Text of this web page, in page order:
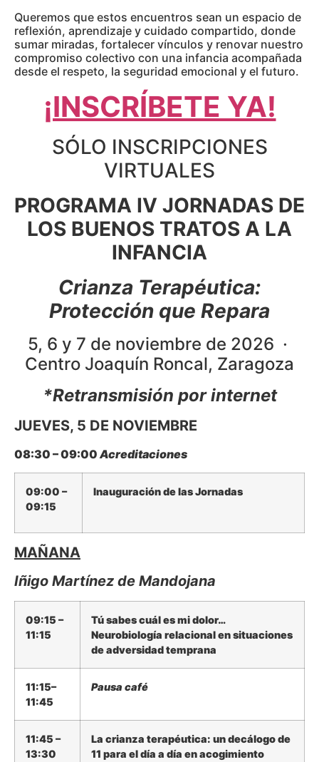
Queremos que estos encuentros sean un espacio de
reflexión, aprendizaje y cuidado compartido, donde
sumar miradas, fortalecer vínculos y renovar nuestro
compromiso colectivo con una infancia acompañada
desde el respeto, la seguridad emocional y el futuro.
¡INSCRÍBETE YA!
SÓLO INSCRIPCIONES
VIRTUALES
PROGRAMA IV JORNADAS DE
LOS BUENOS TRATOS A LA
INFANCIA
Crianza Terapéutica:
Protección que Repara
5, 6 y 7 de noviembre de 2026 ·
Centro Joaquín Roncal, Zaragoza
*Retransmisión por internet
JUEVES, 5 DE NOVIEMBRE
08:30 – 09:00 Acreditaciones
09:00 –
09:15
Inauguración de las Jornadas
MAÑANA
Iñigo Martínez de Mandojana
09:15 –
11:15
Tú sabes cuál es mi dolor…
Neurobiología relacional en situaciones
de adversidad temprana
11:15–
11:45
Pausa café
11:45 –
13:30
La crianza terapéutica: un decálogo de
11 para el día a día en acogimiento